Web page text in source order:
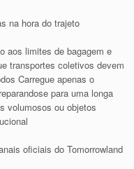
na hora do trajeto
aos limites de bagagem e
transportes coletivos devem
Carregue apenas o
para uma longa
volumosos ou objetos
oficiais do Tomorrowland